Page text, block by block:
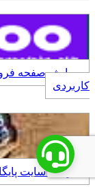
ویرایش صفحه
کاربردی
طراحی سایت